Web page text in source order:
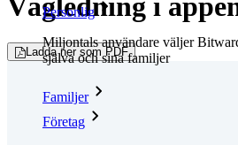
Personlig
Miljontals användare väljer
själva och sina familjer
Familjer
Företag
Vägledning i
Ladda ner som PDF